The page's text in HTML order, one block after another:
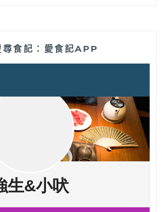
尋食記：愛食記APP